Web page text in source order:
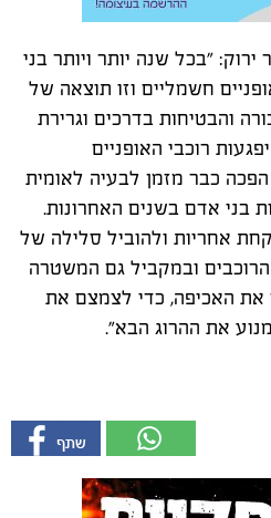
"בכל שנה יותר ויותר בני
חשמליים וזו תוצאה של
והבטיחות בדרכים וגרירת
רוכבי האופניים
כבר מזמן לבעיה לאומית
בני אדם בשנים האחרונות.
אחריות ולהוביל סלילה של
ובמקביל גם המשטרה
את האכיפה, כדי לצמצם את
את ההרוג הבא".